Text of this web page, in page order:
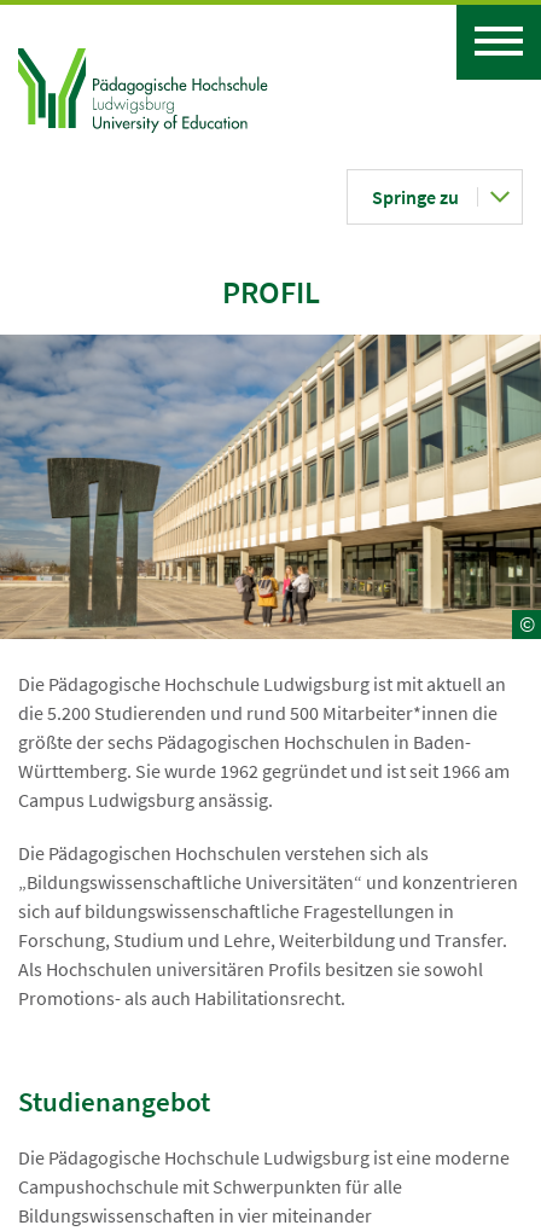
Springe zu
PROFIL
©
Die Pädagogische Hochschule Ludwigsburg ist mit aktuell an
die 5.200 Studierenden und rund 500 Mitarbeiter*innen die
größte der sechs Pädagogischen Hochschulen in Baden-
Württemberg. Sie wurde 1962 gegründet und ist seit 1966 am
Campus Ludwigsburg ansässig.
Die Pädagogischen Hochschulen verstehen sich als
„Bildungswissenschaftliche Universitäten“ und konzentrieren
sich auf bildungswissenschaftliche Fragestellungen in
Forschung, Studium und Lehre, Weiterbildung und Transfer.
Als Hochschulen universitären Profils besitzen sie sowohl
Promotions- als auch Habilitationsrecht.
Studienangebot
Die Pädagogische Hochschule Ludwigsburg ist eine moderne
Campushochschule mit Schwerpunkten für alle
Bildungswissenschaften in vier miteinander